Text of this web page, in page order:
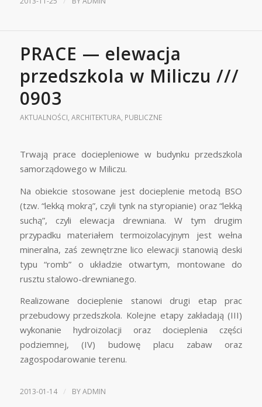
PRACE — elewacja
przedszkola w Miliczu ///
0903
AKTUALNOŚCI, ARCHITEKTURA, PUBLICZNE
Trwają prace dociepleniowe w budynku przedszkola
samorządowego w Miliczu.
Na obiekcie stosowane jest docieplenie metodą BSO
(tzw. “lekką mokrą”, czyli tynk na styropianie) oraz “lekką
suchą”, czyli elewacja drewniana. W tym drugim
przypadku materiałem termoizolacyjnym jest wełna
mineralna, zaś zewnętrzne lico elewacji stanowią deski
typu “romb” o układzie otwartym, montowane do
rusztu stalowo-drewnianego.
Realizowane docieplenie stanowi drugi etap prac
przebudowy przedszkola. Kolejne etapy zakładają (III)
wykonanie hydroizolacji oraz docieplenia części
podziemnej, (IV) budowę placu zabaw oraz
zagospodarowanie terenu.
2013-01-14 / BYADMIN